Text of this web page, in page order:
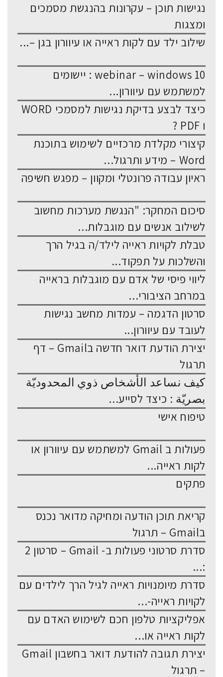
נגישות תוכן – עקרונות בהנגשת מסמכים
ומצגות
שילוב ילד עם לקות ראייה או עיוורון בגן –...
webinar – windows 10 : יישומים
למשתמש עם עיוורון...
כיצד לבצע בדיקת נגישות למסמכי WORD
ו PDF ?
קיצורי מקלדת מרכזיים לשימוש בתוכנת
Word – מידע ותרגול...
ראיון עבודה פרונטלי ומקוון – מפגש חשיפה
סיכום המחקר: "הנגשת מערכות מחשוב
לשילוב אנשים עם מוגבלות...
טבלת לקויות ראייה לילד/ה בגיל הרך
והשלכות על תפקוד...
ליווי פיסי של אדם עם מוגבלות בראייה
במרחב הציבורי...
סרטון הדגמה – עמדות מחשב נגישות
לעובד עם עיוורון...
יצירת הודעת דואר חדשה בGmail – דף
תרגול
كيف نساعد الأشخاص ذوي المحدوديّة
بصريّة : כיצד לסייע...
טיפוח אישי
פעולות ב Gmail למשתמש עם עיוורון או
לקות ראייה...
פתקים
קריאת תוכן הודעה ומחיקה מדואר נכנס
בGmail – תרגול
סדרת סרטוני פעולות ב- Gmail – סרטון 2
:...
סדרת מיומנויות ראייה לגיל הרך לילדים עם
לקויות ראייה-...
אפליקציות טלפון חכם לשימוש האדם עם
לקות ראייה או...
יצירת תגובה להודעת דואר בחשבון Gmail
– תרגול